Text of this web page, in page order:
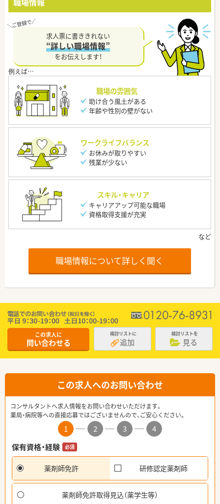
求人票に書ききれない
“詳しい職場情報”
をお伝えします！
職場の雰囲気
助け合う風土がある
年齢や性別の壁がない
ワークライフバランス
お休みが取りやすい
残業が少ない
スキル・キャリア
キャリアアップ可能な職場
資格取得支援が充実
職場情報について詳しく聞く
この求人に
問い合わせる
検討リストに
追加
検討リストを
見る
この求人へのお問い合わせ
コンサルタントへ求人情報をお問い合わせいただけます。
薬局・病院等への直接応募ではございませんので、ご安心ください。
1 2 3
4
保有資格・経験
必須
薬剤師免許 研修認定薬剤師
薬剤師免許取得見込（薬学生等）